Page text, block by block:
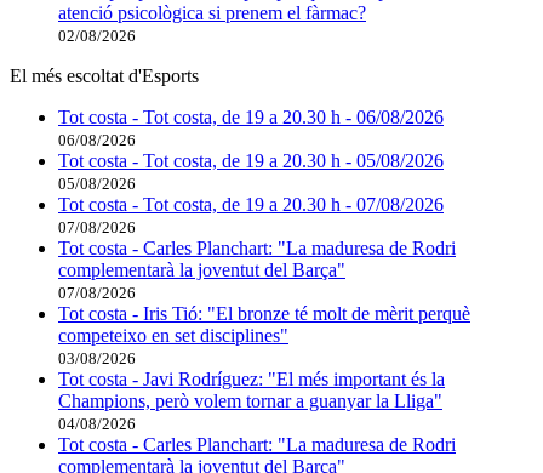
atenció psicològica si prenem el fàrmac?
02/08/2026
El més escoltat d'Esports
Tot costa - Tot costa, de 19 a 20.30 h - 06/08/2026
06/08/2026
Tot costa - Tot costa, de 19 a 20.30 h - 05/08/2026
05/08/2026
Tot costa - Tot costa, de 19 a 20.30 h - 07/08/2026
07/08/2026
Tot costa - Carles Planchart: "La maduresa de Rodri
complementarà la joventut del Barça"
07/08/2026
Tot costa - Iris Tió: "El bronze té molt de mèrit perquè
competeixo en set disciplines"
03/08/2026
Tot costa - Javi Rodríguez: "El més important és la
Champions, però volem tornar a guanyar la Lliga"
04/08/2026
Tot costa - Carles Planchart: "La maduresa de Rodri
complementarà la joventut del Barça"